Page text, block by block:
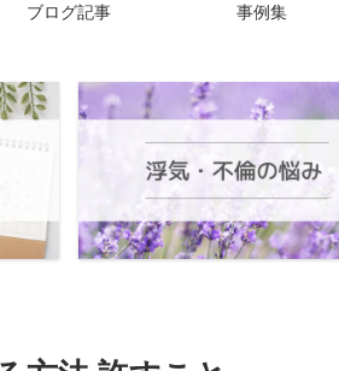
ブログ記事 事例集